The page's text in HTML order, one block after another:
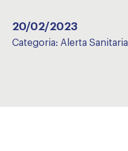
20/02/2023
Categoria: Alerta Sanitaria